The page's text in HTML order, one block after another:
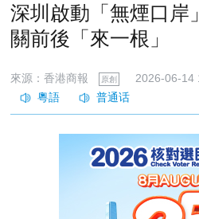
深圳啟動「無煙口岸
關前後「來一根」
來源：香港商報 原創 2026-06-14